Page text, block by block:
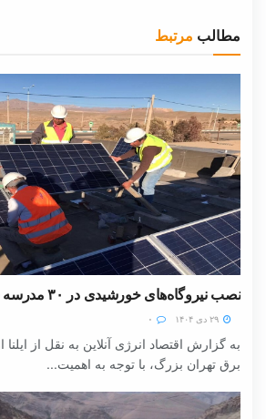
مطالب مرتبط
نصب نیروگاه‌های خورشیدی در ۳۰ مدرسه شهر تهران
به گزارش اقتصاد انرژی آنلاین به نقل از
برق تهران بزرگ، با توجه به اهمیت...